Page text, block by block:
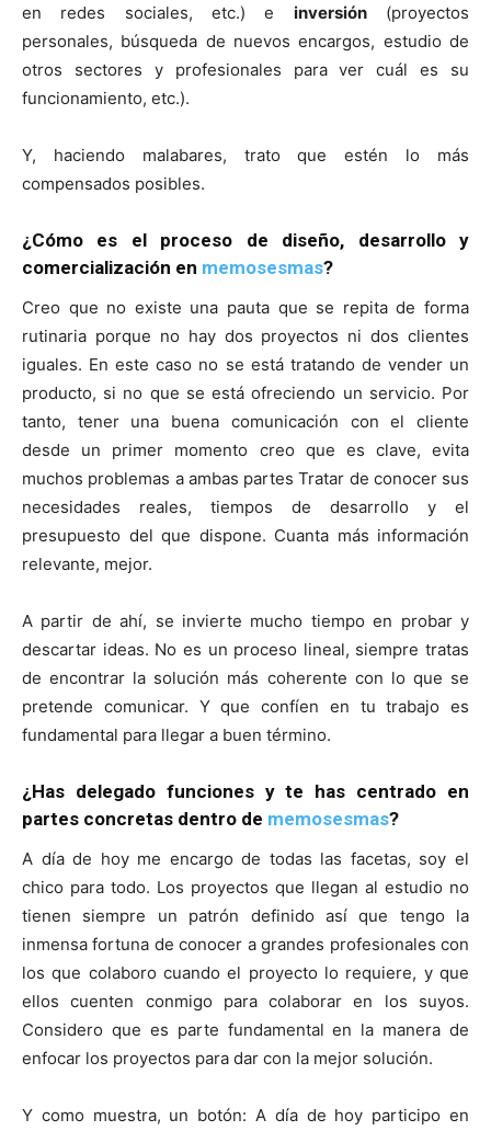
en redes sociales, etc.) e inversión(proyectos
personales, búsqueda de nuevos encargos, estudio de
otros sectores y profesionales para ver cuál es su
funcionamiento, etc.).
Y, haciendo malabares, trato que estén lo más
compensados posibles.
¿Cómo es el proceso de diseño, desarrollo y
comercialización en memosesmas?
Creo que no existe una pauta que se repita de forma
rutinaria porque no hay dos proyectos ni dos clientes
iguales. En este caso no se está tratando de vender un
producto, si no que se está ofreciendo un servicio. Por
tanto, tener una buena comunicación con el cliente
desde un primer momento creo que es clave, evita
muchos problemas a ambas partes Tratar de conocer sus
necesidades reales, tiempos de desarrollo y el
presupuesto del que dispone. Cuanta más información
relevante, mejor.
A partir de ahí, se invierte mucho tiempo en probar y
descartar ideas. No es un proceso lineal, siempre tratas
de encontrar la solución más coherente con lo que se
pretende comunicar. Y que confíen en tu trabajo es
fundamental para llegar a buen término.
¿Has delegado funciones y te has centrado en
partes concretas dentro de memosesmas?
A día de hoy me encargo de todas las facetas, soy el
chico para todo. Los proyectos que llegan al estudio no
tienen siempre un patrón definido así que tengo la
inmensa fortuna de conocer a grandes profesionales con
los que colaboro cuando el proyecto lo requiere, y que
ellos cuenten conmigo para colaborar en los suyos.
Considero que es parte fundamental en la manera de
enfocar los proyectos para dar con la mejor solución.
Y como muestra, un botón: A día de hoy participo en